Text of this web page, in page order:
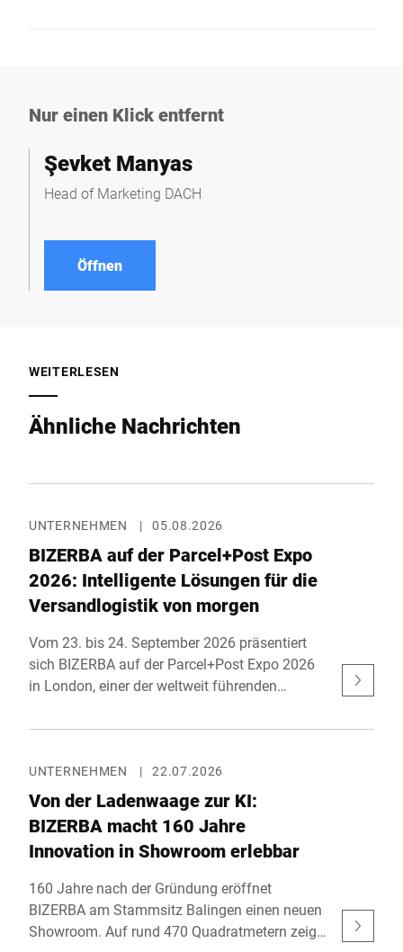
Nur einen Klick entfernt
Şevket Manyas
Head of Marketing DACH
Öffnen
WEITERLESEN
Ähnliche Nachrichten
UNTERNEHMEN | 05.08.2026
BIZERBA auf der Parcel+Post Expo
2026: Intelligente Lösungen für die
Versandlogistik von morgen
Vom 23. bis 24. September 2026 präsentiert
sich BIZERBA auf der Parcel+Post Expo 2026
in London, einer der weltweit führenden
Commerce-Logistik. Gemeinsam mit seinem
an Stand F40 in der Haupthalle innovative
Lösungen für effiziente Versandprozesse.
Parallel zur Messe findet mit der eCommerce
Expo zudem das größte E-Commerce-Event des
Vereinigten Königreichs statt.
UNTERNEHMEN | 22.07.2026
Von der Ladenwaage zur KI:
BIZERBA macht 160 Jahre
Innovation in Showroom erlebbar
160 Jahre nach der Gründung eröffnet
BIZERBA am Stammsitz Balingen einen neuen
Showroom. Auf rund 470 Quadratmetern zeigt